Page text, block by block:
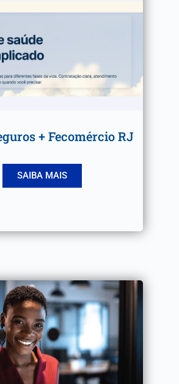
+ Fecomércio RJ
SAIBA MAIS